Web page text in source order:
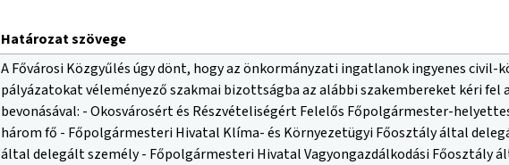
Határozat szövege
A Fővárosi Közgyűlés úgy dönt, hogy az önkormányzati ingatlanok ingyenes
pályázatokat véleményező szakmai bizottságba az alábbi szakembereket kéri
bevonásával: - Okosvárosért és Részvételiségért Felelős Főpolgármester-
három fő - Főpolgármesteri Hivatal Klíma- és Környezetügyi Főosztály által
által delegált személy - Főpolgármesteri Hivatal Vagyongazdálkodási Főosztály